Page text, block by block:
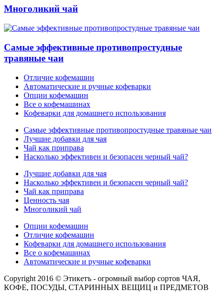
Многоликий чай
Самые эффективные противопростудные
травяные чаи
Отличие кофемашин
Автоматические и ручные кофеварки
Опции кофемашин
Все о кофемашинах
Кофеварки для домашнего использования
Самые эффективные противопростудные травяные чаи
Лучшие добавки для чая
Чай как приправа
Насколько эффективен и безопасен черный чай?
Лучшие добавки для чая
Насколько эффективен и безопасен черный чай?
Чай как приправа
Ценность чая
Многоликий чай
Опции кофемашин
Отличие кофемашин
Кофеварки для домашнего использования
Все о кофемашинах
Автоматические и ручные кофеварки
Copyright 2016 © Этикетъ - огромный выбор сортов ЧАЯ,
КОФЕ, ПОСУДЫ, СТАРИННЫХ ВЕЩИЦ и ПРЕДМЕТОВ